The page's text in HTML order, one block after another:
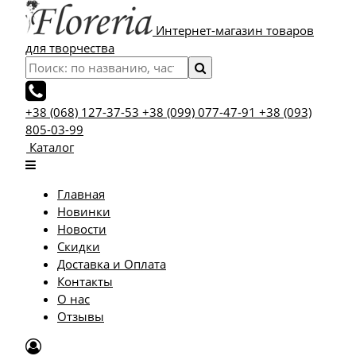
Интернет-магазин товаров
для творчества
+38 (068) 127-37-53 +38 (099) 077-47-91 +38 (093)
805-03-99
Каталог
Главная
Новинки
Новости
Скидки
Доставка и Оплата
Контакты
О нас
Отзывы